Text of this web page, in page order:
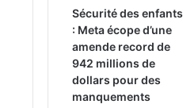
Sécurité des enfants
: Meta écope d’une
amende record de
942 millions de
dollars pour des
manquements